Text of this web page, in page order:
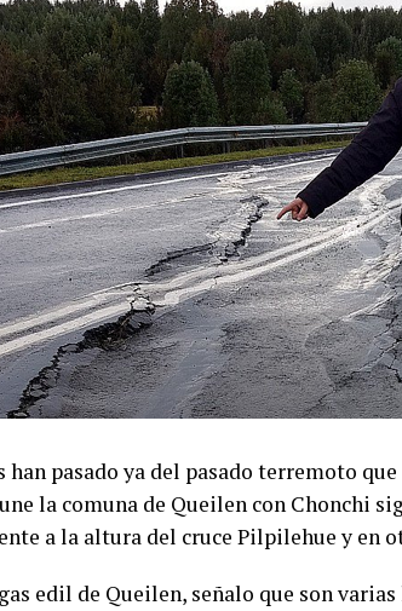
han pasado ya del pasado terremoto
la comuna de Queilen con Chonchi
a la altura del cruce Pilpilehue y en
edil de Queilen, señalo que son